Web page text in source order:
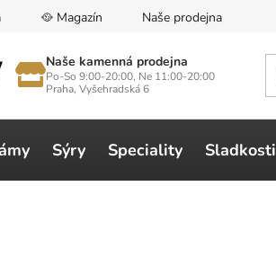
🥘 Magazín Naše prodejna
Naše kamenná prodejna
Po-So 9:00-20:00, Ne 11:00-20:00
Praha, Vyšehradská 6
Sýry Speciality Sladkosti